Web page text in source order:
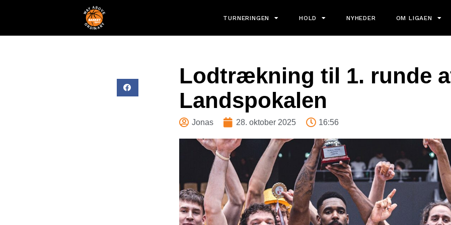
TURNERINGEN HOLD NYHEDER OM LIGAEN
Lodtrækning til 1. runde
Landspokalen
Jonas 28. oktober 2025 16:56